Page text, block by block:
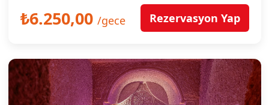
₺6.250,00 /gece Rezervasyon Yap